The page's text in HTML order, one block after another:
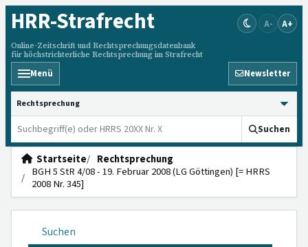
HRR-Strafrecht
Online-Zeitschrift und Rechtsprechungsdatenbank
für höchstrichterliche Rechtsprechung im Strafrecht
A- A+
Menü Newsletter
HRRS durchsuchen
Suchen
Startseite
Rechtsprechung
BGH 5 StR 4/08 - 19. Februar 2008 (LG Göttingen) [= HRRS
2008 Nr. 345]
Suchen